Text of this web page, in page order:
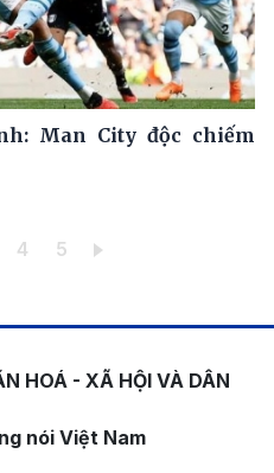
Man City độc chiếm
Trang
4 Trang
5
HOÁ - XÃ HỘI VÀ DÂN
nói Việt Nam